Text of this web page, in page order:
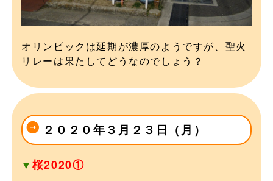
オリンピックは延期が濃厚のようですが、聖火
リレーは果たしてどうなのでしょう？
２０２０年３月２３日（月）
▼ 桜2020①